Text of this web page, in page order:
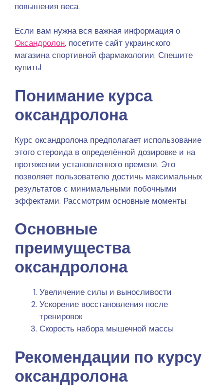
повышения веса.
Если вам нужна вся важная информация о
Оксандролон, посетите сайт украинского
магазина спортивной фармакологии. Спешите
купить!
Понимание курса
оксандролона
Курс оксандролона предполагает использование
этого стероида в определённой дозировке и на
протяжении установленного времени. Это
позволяет пользователю достичь максимальных
результатов с минимальными побочными
эффектами. Рассмотрим основные моменты:
Основные
преимущества
оксандролона
Увеличение силы и выносливости
Ускорение восстановления после
тренировок
Скорость набора мышечной массы
Рекомендации по курсу
оксандролона